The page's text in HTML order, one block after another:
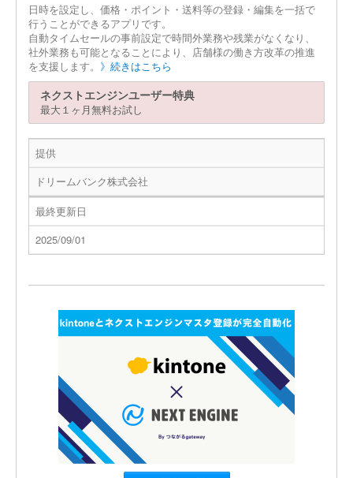
日時を設定し、価格・ポイント・送料等の登録・編集を一括で
行うことができるアプリです。
自動タイムセールの事前設定で時間外業務や残業がなくなり、
社外業務も可能となることにより、店舗様の働き方改革の推進
を支援します。 》続きはこちら
ネクストエンジンユーザー特典
最大１ヶ月無料お試し
提供
ドリームバンク株式会社
最終更新日
2025/09/01